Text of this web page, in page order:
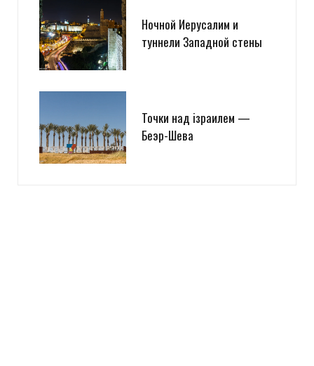
Ночной Иерусалим и
туннели Западной стены
Точки над iзраилем —
Беэр-Шева